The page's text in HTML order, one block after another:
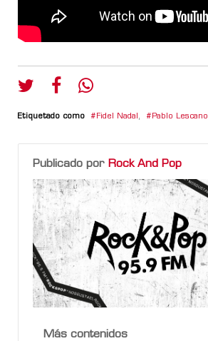
Etiquetado como Fidel Nadal , Pablo Lescano
Publicado por Rock And Pop
Más contenidos